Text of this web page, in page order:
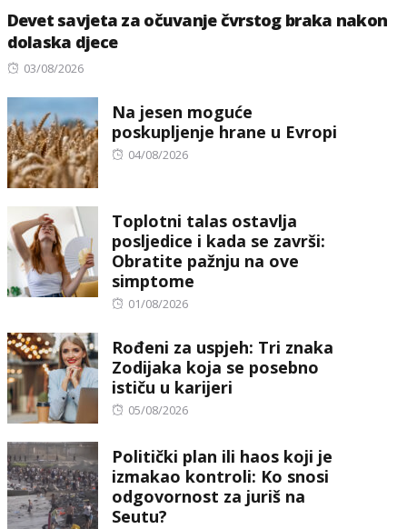
Devet savjeta za očuvanje čvrstog braka nakon
dolaska djece
Posted
03/08/2026
Na jesen moguće
poskupljenje hrane u Evropi
Posted
04/08/2026
Toplotni talas ostavlja
posljedice i kada se završi:
Obratite pažnju na ove
simptome
Posted
01/08/2026
Rođeni za uspjeh: Tri znaka
Zodijaka koja se posebno
ističu u karijeri
Posted
05/08/2026
Politički plan ili haos koji je
izmakao kontroli: Ko snosi
odgovornost za juriš na
Seutu?